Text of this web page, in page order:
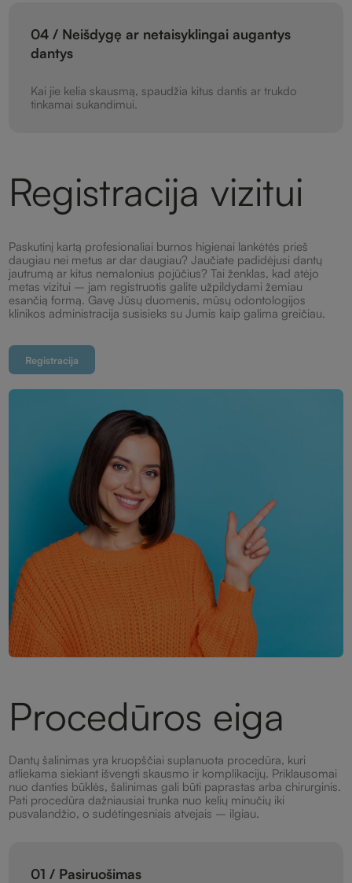
04 / Neišdygę ar netaisyklingai augantys
dantys
Kai jie kelia skausmą, spaudžia kitus dantis ar trukdo
tinkamai sukandimui.
Registracija vizitui
Paskutinį kartą profesionaliai burnos higienai lankėtės prieš
daugiau nei metus ar dar daugiau? Jaučiate padidėjusi dantų
jautrumą ar kitus nemalonius pojūčius? Tai ženklas, kad atėjo
metas vizitui – jam registruotis galite užpildydami žemiau
esančią formą. Gavę Jūsų duomenis, mūsų odontologijos
klinikos administracija susisieks su Jumis kaip galima greičiau.
Registracija
Procedūros eiga
Dantų šalinimas yra kruopščiai suplanuota procedūra, kuri
atliekama siekiant išvengti skausmo ir komplikacijų. Priklausomai
nuo danties būklės, šalinimas gali būti paprastas arba chirurginis.
Pati procedūra dažniausiai trunka nuo kelių minučių iki
pusvalandžio, o sudėtingesniais atvejais – ilgiau.
01 / Pasiruošimas